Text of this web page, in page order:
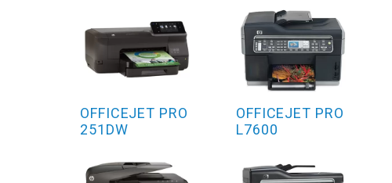
OFFICEJET PRO
251DW
OFFICEJET PRO
L7600